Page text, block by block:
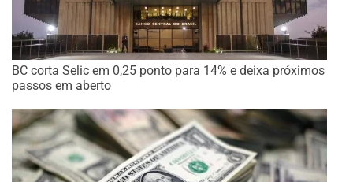
BC corta Selic em 0,25 ponto para 14% e deixa próximos
passos em aberto